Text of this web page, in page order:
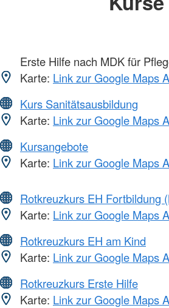
Erste Hilfe nach MDK für
Karte: Link zur Google Maps
Kurs Sanitätsausbildung
Karte: Link zur Google Maps
Kursangebote
Karte: Link zur Google Maps
Rotkreuzkurs EH Fortbildung
Karte: Link zur Google Maps
Rotkreuzkurs EH am Kind
Karte: Link zur Google Maps
Rotkreuzkurs Erste Hilfe
Karte: Link zur Google Maps